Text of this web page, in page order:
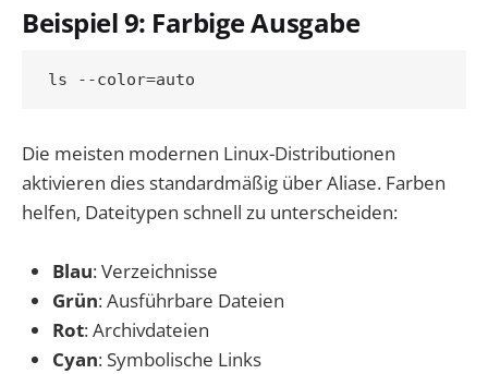
Beispiel 9: Farbige Ausgabe
Die meisten modernen Linux-Distributionen
aktivieren dies standardmäßig über Aliase. Farben
helfen, Dateitypen schnell zu unterscheiden:
Blau: Verzeichnisse
Grün: Ausführbare Dateien
Rot: Archivdateien
Cyan: Symbolische Links